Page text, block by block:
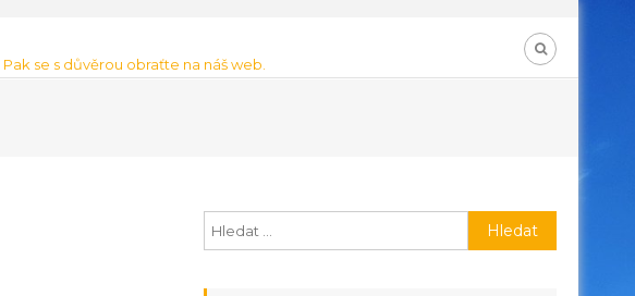
se s důvěrou obraťte na náš web.
Vyhledávání